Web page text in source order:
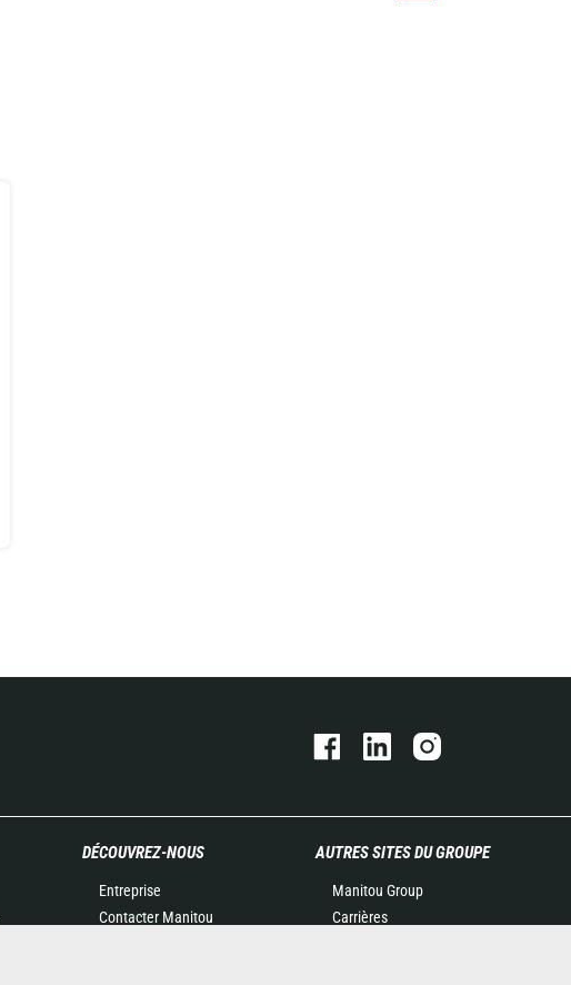
DÉCOUVREZ-NOUS
Entreprise
Contacter Manitou
AUTRES SITES DU GROUPE
Manitou Group
Carrières